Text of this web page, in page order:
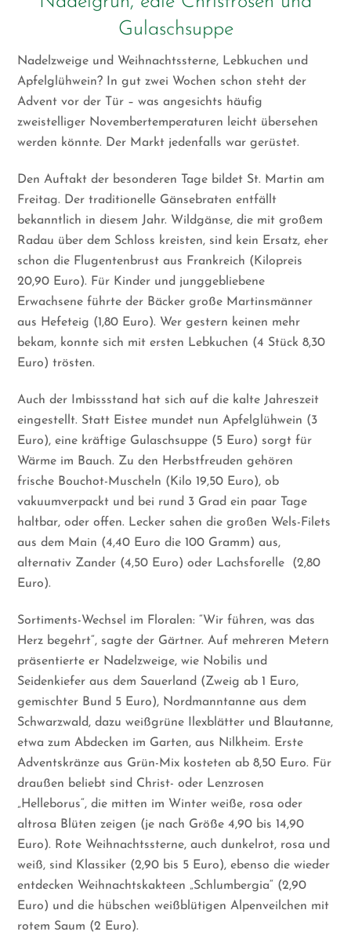
Gulaschsuppe
Nadelzweige und Weihnachtssterne, Lebkuchen und
Apfelglühwein? In gut zwei Wochen schon steht der
Advent vor der Tür – was angesichts häufig
zweistelliger Novembertemperaturen leicht übersehen
werden könnte. Der Markt jedenfalls war gerüstet.
Den Auftakt der besonderen Tage bildet St. Martin am
Freitag. Der traditionelle Gänsebraten entfällt
bekanntlich in diesem Jahr. Wildgänse, die mit großem
Radau über dem Schloss kreisten, sind kein Ersatz, eher
schon die Flugentenbrust aus Frankreich (Kilopreis
20,90 Euro). Für Kinder und junggebliebene
Erwachsene führte der Bäcker große Martinsmänner
aus Hefeteig (1,80 Euro). Wer gestern keinen mehr
bekam, konnte sich mit ersten Lebkuchen (4 Stück 8,30
Euro) trösten.
Auch der Imbissstand hat sich auf die kalte Jahreszeit
eingestellt. Statt Eistee mundet nun Apfelglühwein (3
Euro), eine kräftige Gulaschsuppe (5 Euro) sorgt für
Wärme im Bauch. Zu den Herbstfreuden gehören
frische Bouchot-Muscheln (Kilo 19,50 Euro), ob
vakuumverpackt und bei rund 3 Grad ein paar Tage
haltbar, oder offen. Lecker sahen die großen Wels-Filets
aus dem Main (4,40 Euro die 100 Gramm) aus,
alternativ Zander (4,50 Euro) oder Lachsforelle
(2,80
Euro).
Sortiments-Wechsel im Floralen: “Wir führen, was das
Herz begehrt“, sagte der Gärtner. Auf mehreren Metern
präsentierte er Nadelzweige, wie Nobilis und
Seidenkiefer aus dem Sauerland (Zweig ab 1 Euro,
gemischter Bund 5 Euro), Nordmanntanne aus dem
Schwarzwald, dazu weißgrüne Ilexblätter und Blautanne,
etwa zum Abdecken im Garten, aus Nilkheim. Erste
Adventskränze aus Grün-Mix kosteten ab 8,50 Euro. Für
draußen beliebt sind Christ- oder Lenzrosen
„Helleborus“, die mitten im Winter weiße, rosa oder
altrosa Blüten zeigen (je nach Größe 4,90 bis 14,90
Euro). Rote Weihnachtssterne, auch dunkelrot, rosa und
weiß, sind Klassiker (2,90 bis 5 Euro), ebenso die wieder
entdecken Weihnachtskakteen „Schlumbergia“ (2,90
Euro) und die hübschen weißblütigen Alpenveilchen mit
rotem Saum (2 Euro).